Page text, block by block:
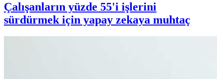
Çalışanların yüzde 55'i işlerini
sürdürmek için yapay zekaya muhtaç